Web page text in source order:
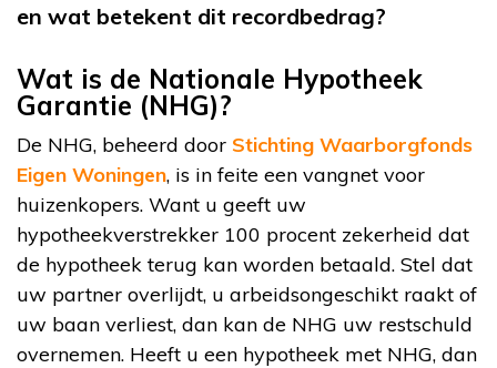
en wat betekent dit recordbedrag?
Wat is de Nationale Hypotheek
Garantie (NHG)?
De NHG, beheerd door Stichting Waarborgfonds
Eigen Woningen, is in feite een vangnet voor
huizenkopers. Want u geeft uw
hypotheekverstrekker 100 procent zekerheid dat
de hypotheek terug kan worden betaald. Stel dat
uw partner overlijdt, u arbeidsongeschikt raakt of
uw baan verliest, dan kan de NHG uw restschuld
overnemen. Heeft u een hypotheek met NHG, dan